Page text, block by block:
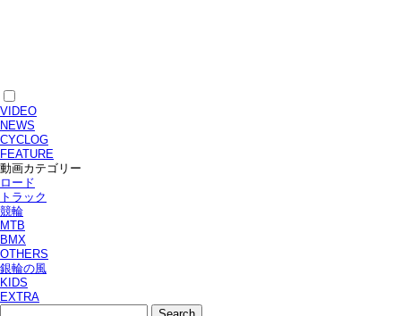
VIDEO
NEWS
CYCLOG
FEATURE
動画カテゴリー
ロード
トラック
競輪
MTB
BMX
OTHERS
銀輪の風
KIDS
EXTRA